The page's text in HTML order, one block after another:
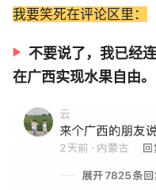
我要笑死在评论区里：
不要说了，我已经
在广西实现水果自由。